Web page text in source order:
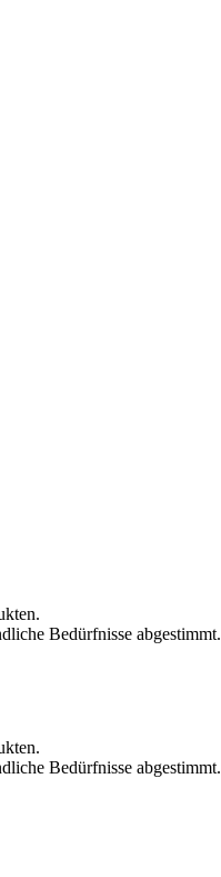
Bedürfnisse abgestimmt.
Bedürfnisse abgestimmt.